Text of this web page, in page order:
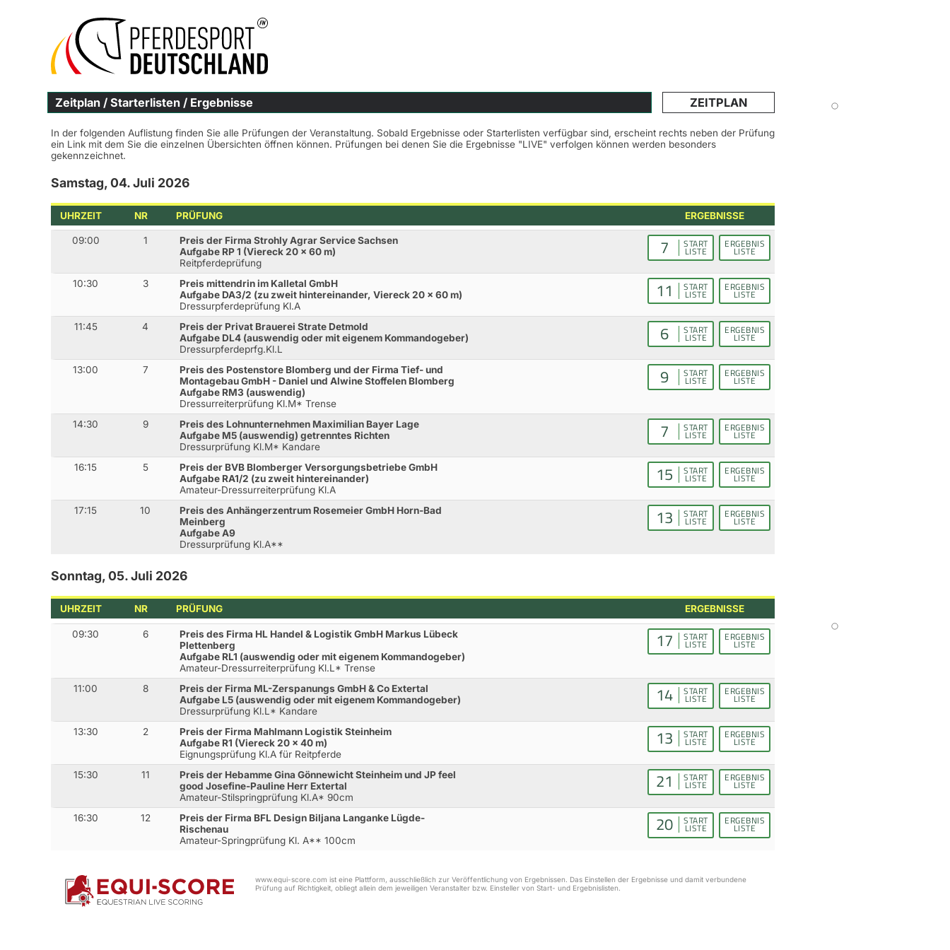
Zeitplan / Starterlisten / Ergebnisse ZEITPLAN
In der folgenden Auflistung finden Sie alle Prüfungen der Veranstaltung. Sobald Ergebnisse oder Starterlisten verfügbar sind, erscheint rechts neben der Prüfung
ein Link mit dem Sie die einzelnen Übersichten öffnen können. Prüfungen bei denen Sie die Ergebnisse "LIVE" verfolgen können werden besonders
gekennzeichnet.
Samstag, 04. Juli 2026
UHRZEIT NR PRÜFUNG ERGEBNISSE
09:00 1
Preis der Firma Strohly Agrar Service Sachsen
Aufgabe RP 1 (Viereck 20 x 60 m)
Reitpferdeprüfung
7 START
LISTE
ERGEBNIS
LISTE
10:30 3
Preis mittendrin im Kalletal GmbH
Aufgabe DA3/2 (zu zweit hintereinander, Viereck 20 x 60 m)
Dressurpferdeprüfung Kl.A
11 START
LISTE
ERGEBNIS
LISTE
11:45 4
Preis der Privat Brauerei Strate Detmold
Aufgabe DL4 (auswendig oder mit eigenem Kommandogeber)
Dressurpferdeprfg.Kl.L
6 START
LISTE
ERGEBNIS
LISTE
13:00 7
Preis des Postenstore Blomberg und der Firma Tief- und
Montagebau GmbH - Daniel und Alwine Stoffelen Blomberg
Aufgabe RM3 (auswendig)
Dressurreiterprüfung Kl.M* Trense
9 START
LISTE
ERGEBNIS
LISTE
14:30 9
Preis des Lohnunternehmen Maximilian Bayer Lage
Aufgabe M5 (auswendig) getrenntes Richten
Dressurprüfung Kl.M* Kandare
7 START
LISTE
ERGEBNIS
LISTE
16:15 5
Preis der BVB Blomberger Versorgungsbetriebe GmbH
Aufgabe RA1/2 (zu zweit hintereinander)
Amateur-Dressurreiterprüfung Kl.A
15 START
LISTE
ERGEBNIS
LISTE
17:15 10
Preis des Anhängerzentrum Rosemeier GmbH Horn-Bad
Meinberg
Aufgabe A9
Dressurprüfung Kl.A**
13 START
LISTE
ERGEBNIS
LISTE
Sonntag, 05. Juli 2026
UHRZEIT NR PRÜFUNG ERGEBNISSE
09:30 6
Preis des Firma HL Handel & Logistik GmbH Markus Lübeck
Plettenberg
Aufgabe RL1 (auswendig oder mit eigenem Kommandogeber)
Amateur-Dressurreiterprüfung Kl.L* Trense
17 START
LISTE
ERGEBNIS
LISTE
11:00 8
Preis der Firma ML-Zerspanungs GmbH & Co Extertal
Aufgabe L5 (auswendig oder mit eigenem Kommandogeber)
Dressurprüfung Kl.L* Kandare
14 START
LISTE
ERGEBNIS
LISTE
13:30 2
Preis der Firma Mahlmann Logistik Steinheim
Aufgabe R1 (Viereck 20 x 40 m)
Eignungsprüfung Kl.A für Reitpferde
13 START
LISTE
ERGEBNIS
LISTE
15:30 11
Preis der Hebamme Gina Gönnewicht Steinheim und JP feel
good Josefine-Pauline Herr Extertal
Amateur-Stilspringprüfung Kl.A* 90cm
21 START
LISTE
ERGEBNIS
LISTE
16:30 12
Preis der Firma BFL Design Biljana Langanke Lügde-
Rischenau
Amateur-Springprüfung Kl. A** 100cm
20 START
LISTE
ERGEBNIS
LISTE
www.equi-score.com ist eine Plattform, ausschließlich zur Veröffentlichung von Ergebnissen. Das Einstellen der Ergebnisse und damit verbundene
Prüfung auf Richtigkeit, obliegt allein dem jeweiligen Veranstalter bzw. Einsteller von Start- und Ergebnislisten.